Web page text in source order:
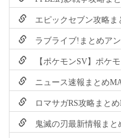
エピックセブン攻略ま
ラブライブ!まとめア
【ポケモンSV】ポケ
ニュース速報まとめ
ロマサガRS攻略まと
鬼滅の刃最新情報まと